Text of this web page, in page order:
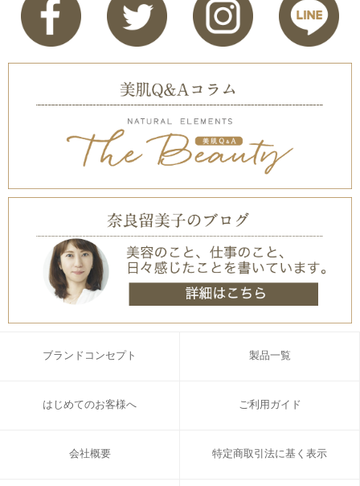
ブランドコンセプト 製品一覧
はじめてのお客様へ ご利用ガイド
会社概要 特定商取引法に基く表示